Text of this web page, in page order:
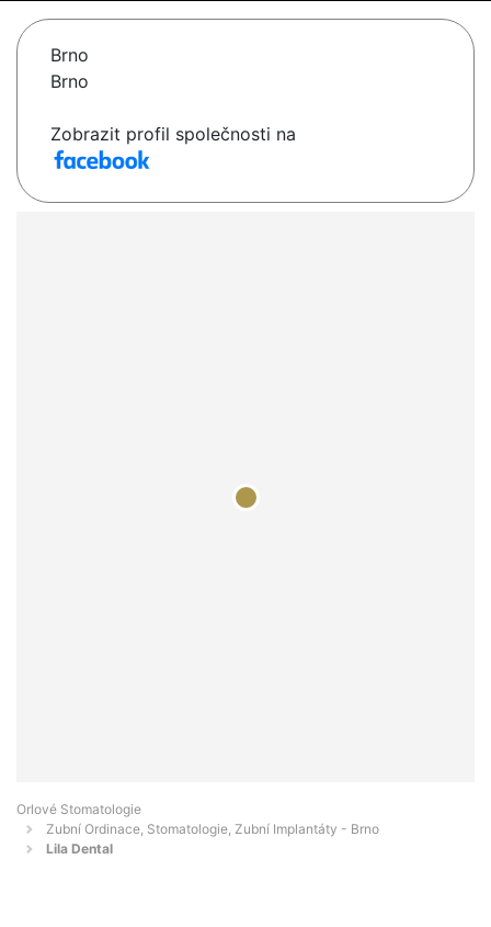
Brno
Brno
Zobrazit profil společnosti na
Orlové Stomatologie
Zubní Ordinace, Stomatologie, Zubní Implantáty - Brno
Lila Dental